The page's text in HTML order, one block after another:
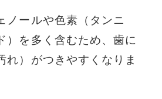
ノールや色素（タンニ
）を多く含むため、歯に
れ）がつきやすくなりま